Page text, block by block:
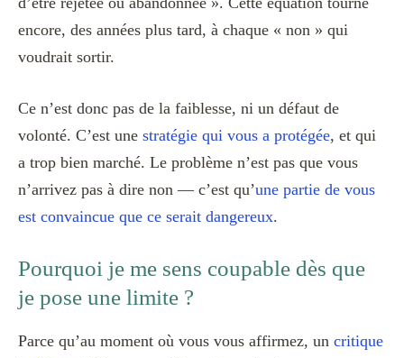
encore, des années plus tard, à chaque « non » qui
voudrait sortir.
Ce n’est donc pas de la faiblesse, ni un défaut de
volonté. C’est une stratégie qui vous a protégée, et qui
a trop bien marché. Le problème n’est pas que vous
n’arrivez pas à dire non — c’est qu’une partie de vous
est convaincue que ce serait dangereux.
Pourquoi je me sens coupable dès que
je pose une limite ?
Parce qu’au moment où vous vous affirmez, un critique